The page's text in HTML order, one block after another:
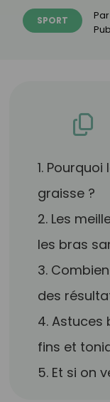
SPORT Par
1.
graisse ?
2. Les
les bras
3.
des
4. Astuces
fins et
5. Et si on